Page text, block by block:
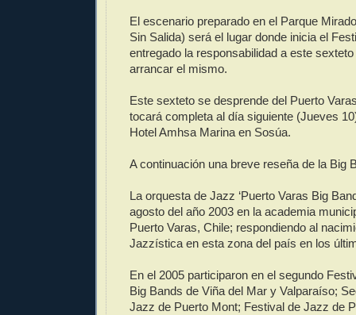
El escenario preparado en el Parque
Sin Salida) será el lugar donde inicia el
entregado la responsabilidad a este
arrancar el mismo.
Este sexteto se desprende del Puerto
tocará completa al día siguiente (Jueves
Hotel Amhsa Marina en Sosúa.
A continuación una breve reseña de la Big
La orquesta de Jazz ‘Puerto Varas Big
agosto del año 2003 en la academia
Puerto Varas, Chile; respondiendo al
Jazzística en esta zona del país en los
En el 2005 participaron en el segundo
Big Bands de Viña del Mar y Valparaíso;
Jazz de Puerto Mont; Festival de Jazz de